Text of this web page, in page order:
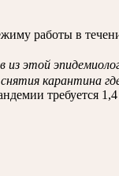
работы в
этой
карантина
требуется